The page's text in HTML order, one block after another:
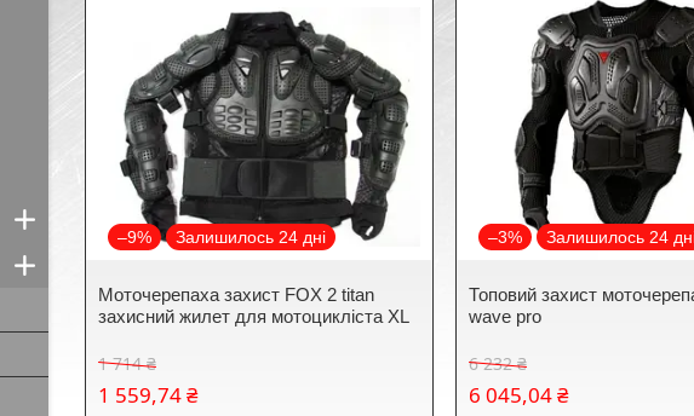
–9% Залишилось 24 дні
Моточерепаха захист FOX 2 titan
захисний жилет для мотоцикліста XL
1 714 ₴
1 559,74 ₴
–3% Залишилось 24
Топовий захист
wave pro
6 232 ₴
6 045,04 ₴